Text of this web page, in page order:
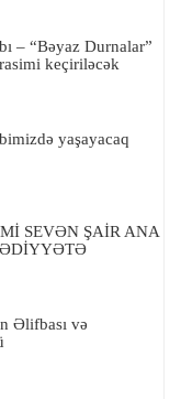
– “Bəyaz Durnalar”
keçiriləcək
yaşayacaq
SEVƏN ŞAİR ANA
Əlifbası və